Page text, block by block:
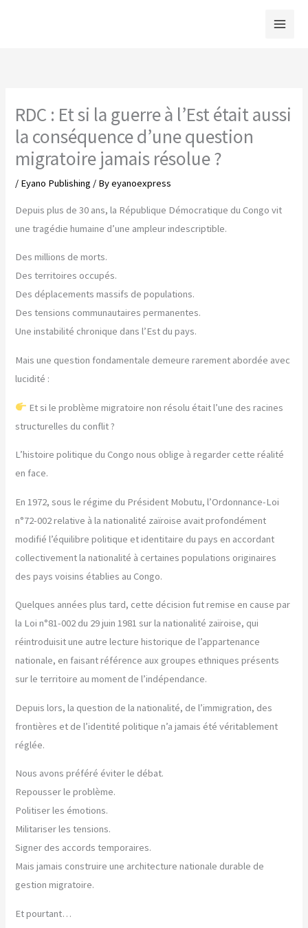
RDC : Et si la guerre à l’Est était aussi
la conséquence d’une question
migratoire jamais résolue ?
/ Eyano Publishing / Byeyanoexpress
Depuis plus de 30 ans, la République Démocratique du Congo vit
une tragédie humaine d’une ampleur indescriptible.
Des millions de morts.
Des territoires occupés.
Des déplacements massifs de populations.
Des tensions communautaires permanentes.
Une instabilité chronique dans l’Est du pays.
Mais une question fondamentale demeure rarement abordée avec
lucidité :
Et si le problème migratoire non résolu était l’une des racines
structurelles du conflit ?
L’histoire politique du Congo nous oblige à regarder cette réalité
en face.
En 1972, sous le régime du Président Mobutu, l’Ordonnance-Loi
n°72-002 relative à la nationalité zaïroise avait profondément
modifié l’équilibre politique et identitaire du pays en accordant
collectivement la nationalité à certaines populations originaires
des pays voisins établies au Congo.
Quelques années plus tard, cette décision fut remise en cause par
la Loi n°81-002 du 29 juin 1981 sur la nationalité zaïroise, qui
réintroduisit une autre lecture historique de l’appartenance
nationale, en faisant référence aux groupes ethniques présents
sur le territoire au moment de l’indépendance.
Depuis lors, la question de la nationalité, de l’immigration, des
frontières et de l’identité politique n’a jamais été véritablement
réglée.
Nous avons préféré éviter le débat.
Repousser le problème.
Politiser les émotions.
Militariser les tensions.
Signer des accords temporaires.
Mais jamais construire une architecture nationale durable de
gestion migratoire.
Et pourtant…